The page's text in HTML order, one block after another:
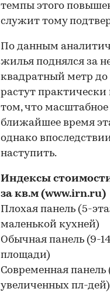
темпы этого
служит тому
По данным
жилья поднялся за
квадратный метр до
растут практически
том, что
ближайшее время
однако
наступить.
Индексы
за кв.м (www.irn.ru)
Плохая панель (5-
маленькой кухней)
Обычная панель (9-
площади)
Современная панель
увеличенных пл-дей)